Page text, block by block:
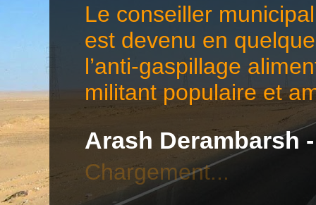
Le conseiller
est devenu en
l’anti-gaspillage
militant populaire et
Arash Derambarsh
Chargement...